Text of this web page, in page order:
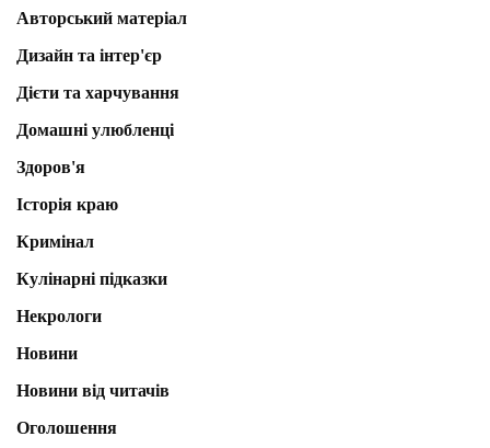
Авторський матеріал
Дизайн та інтер'єр
Дієти та харчування
Домашні улюбленці
Здоров'я
Історія краю
Кримінал
Кулінарні підказки
Некрологи
Новини
Новини від читачів
Оголошення